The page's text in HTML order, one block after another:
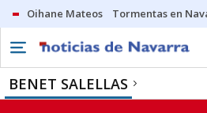
Oihane Mateos Tormentas en
BENET SALELLAS